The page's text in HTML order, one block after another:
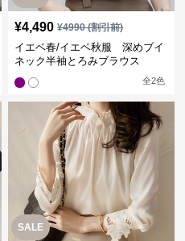
¥4,490 ¥4990(割引前)
イエベ春/イエベ秋服 深めブイ
ネック半袖とろみブラウス
全2色
SALE